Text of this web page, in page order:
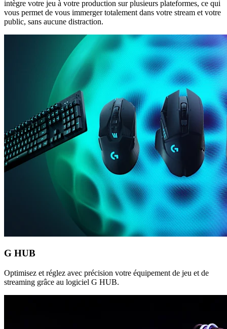
intègre votre jeu à votre production sur plusieurs plateformes, ce qui
vous permet de vous immerger totalement dans votre stream et votre
public, sans aucune distraction.
G HUB
Optimisez et réglez avec précision votre équipement de jeu et de
streaming grâce au logiciel G HUB.